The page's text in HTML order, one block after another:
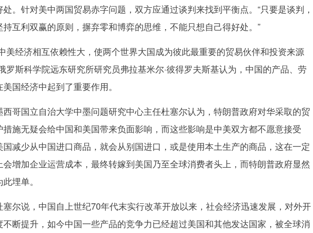
处。针对美中两国贸易赤字问题，双方应通过谈判来找到平衡点。“只要是谈判，
持互利双赢的原则，摒弃零和博弈的思维，不能只想自己得好处。”
经济相互依赖性大，使两个世界大国成为彼此最重要的贸易伙伴和投资来源
罗斯科学院远东研究所研究员弗拉基米尔·彼得罗夫斯基认为，中国的产品、劳
国经济中起到了重要作用。
国立自治大学中墨问题研究中心主任杜塞尔认为，特朗普政府对华采取的贸
措施无疑会给中国和美国带来负面影响，而这些影响是中美双方都不愿意接受
国减少从中国进口商品，就会从别国进口，或是使用本土生产的商品，这在一定
会增加企业运营成本，最终转嫁到美国乃至全球消费者头上，而特朗普政府显然
埋单。
说，中国自上世纪70年代末实行改革开放以来，社会经济迅速发展，对外开
不断提升，如今中国一些产品的竞争力已经超过美国和其他发达国家，被全球消